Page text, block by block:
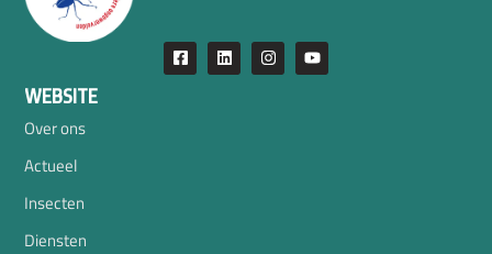
WEBSITE
Over ons
Actueel
Insecten
Diensten